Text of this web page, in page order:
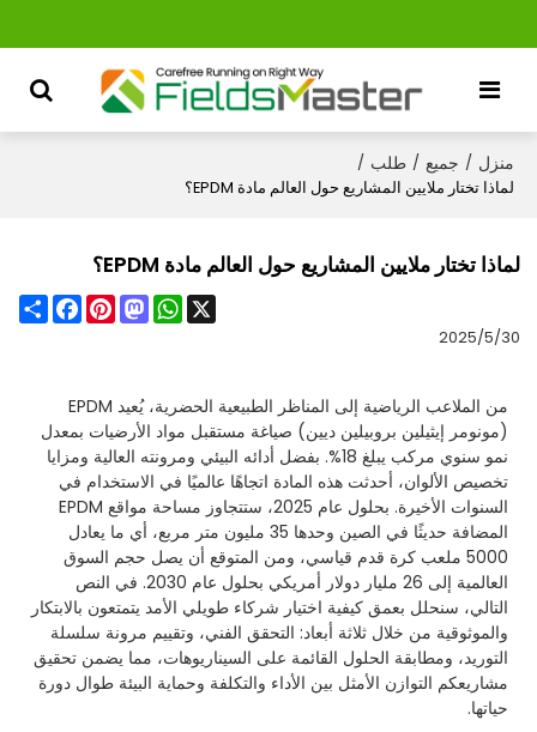
منزل / جميع / طلب /
لماذا تختار ملايين المشاريع حول العالم مادة EPDM؟
لماذا تختار ملايين المشاريع حول العالم مادة EPDM؟
Share
FacebookPinterest
Mastodon
WhatsApp
X
2025/5/30
من الملاعب الرياضية إلى المناظر الطبيعية الحضرية، يُعيد EPDM
(مونومر إيثيلين بروبيلين ديين) صياغة مستقبل مواد الأرضيات بمعدل
نمو سنوي مركب يبلغ 18%. بفضل أدائه البيئي ومرونته العالية ومزايا
تخصيص الألوان، أحدثت هذه المادة اتجاهًا عالميًا في الاستخدام في
السنوات الأخيرة. بحلول عام 2025، ستتجاوز مساحة مواقع EPDM
المضافة حديثًا في الصين وحدها 35 مليون متر مربع، أي ما يعادل
5000 ملعب كرة قدم قياسي، ومن المتوقع أن يصل حجم السوق
العالمية إلى 26 مليار دولار أمريكي بحلول عام 2030. في النص
التالي، سنحلل بعمق كيفية اختيار شركاء طويلي الأمد يتمتعون بالابتكار
والموثوقية من خلال ثلاثة أبعاد: التحقق الفني، وتقييم مرونة سلسلة
التوريد، ومطابقة الحلول القائمة على السيناريوهات، مما يضمن تحقيق
مشاريعكم التوازن الأمثل بين الأداء والتكلفة وحماية البيئة طوال دورة
حياتها.